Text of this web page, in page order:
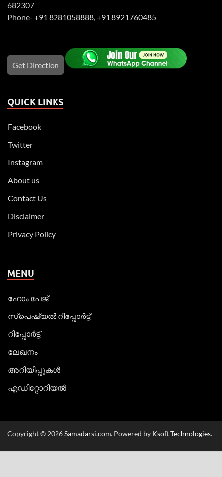
682307
Phone- +91 8281058888,+91 8921760485
Get Direction
QUICK LINKS
Facebook
Twitter
Instagram
About us
Contact Us
Disclaimer
Privacy Policy
MENU
ഹോം പേജ്
സ്പെഷ്യൽ റിപ്പോര്‍ട്ട്
റിപ്പോര്‍ട്ട്
ലേഖനം
അറിയിപ്പുകള്‍
എഡിറ്റോറിയല്‍
Copyright © 2026Samadarsi.com. Powered by Ksoft Technologies.